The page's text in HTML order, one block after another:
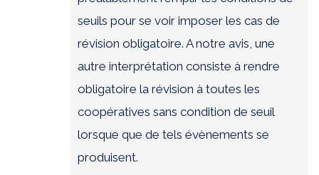
seuils pour se voir imposer les cas de
révision obligatoire. A notre avis, une
autre interprétation consiste à rendre
obligatoire la révision à toutes les
coopératives sans condition de seuil
lorsque que de tels évènements se
produisent.